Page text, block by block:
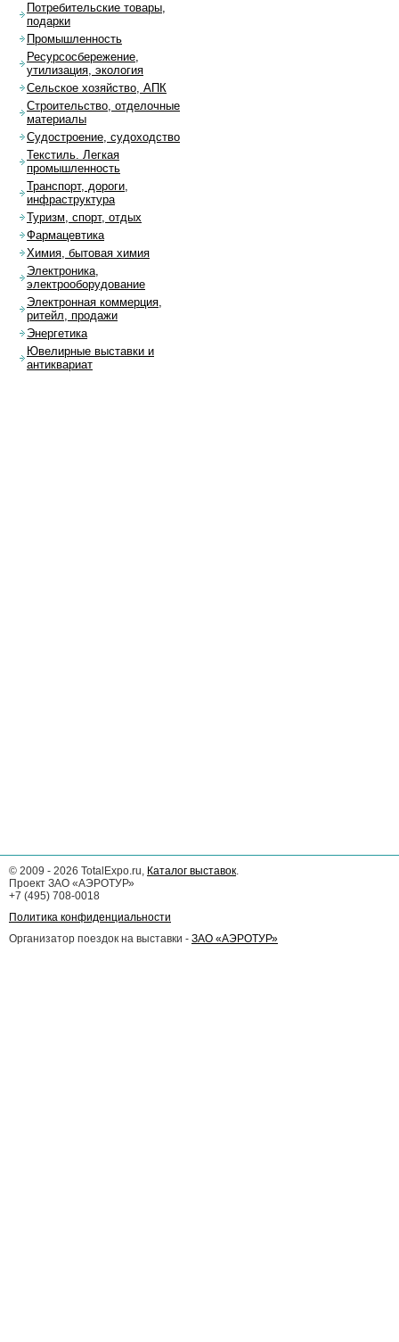
Потребительские товары,
подарки
Промышленность
Ресурсосбережение,
утилизация, экология
Сельское хозяйство, АПК
Строительство, отделочные
материалы
Судостроение, судоходство
Текстиль. Легкая
промышленность
Транспорт, дороги,
инфраструктура
Туризм, спорт, отдых
Фармацевтика
Химия, бытовая химия
Электроника,
электрооборудование
Электронная коммерция,
ритейл, продажи
Энергетика
Ювелирные выставки и
антиквариат
© 2009 - 2026 TotalExpo.ru, Каталог выставок.
Проект ЗАО «АЭРОТУР»
+7 (495) 708-0018
Политика конфиденциальности
Организатор поездок на выставки - ЗАО «АЭРОТУР»